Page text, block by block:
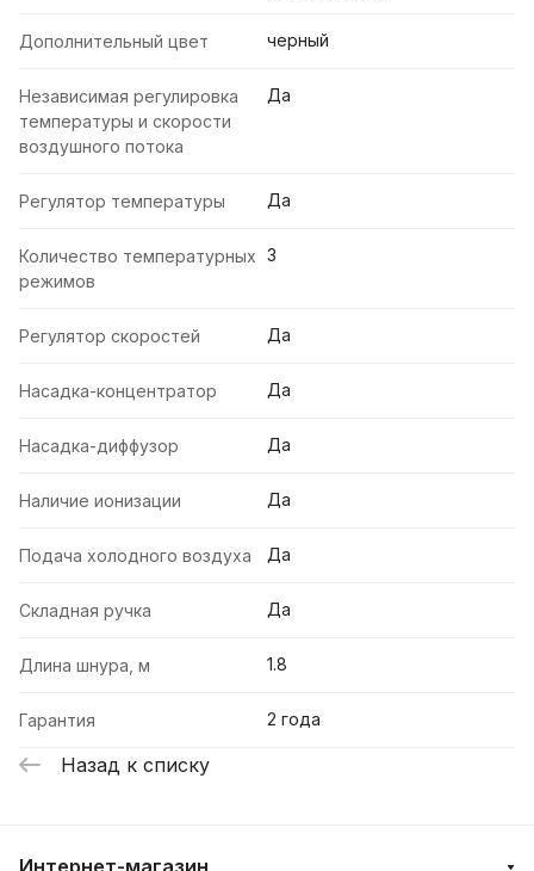
Дополнительный цвет черный
Независимая регулировка
температуры и скорости
воздушного потока
Да
Регулятор температуры Да
Количество температурных
режимов
3
Регулятор скоростей Да
Насадка-концентратор Да
Насадка-диффузор Да
Наличие ионизации Да
Подача холодного воздуха Да
Складная ручка Да
Длина шнура, м 1.8
Гарантия 2 года
Назад к списку
Интернет-магазин